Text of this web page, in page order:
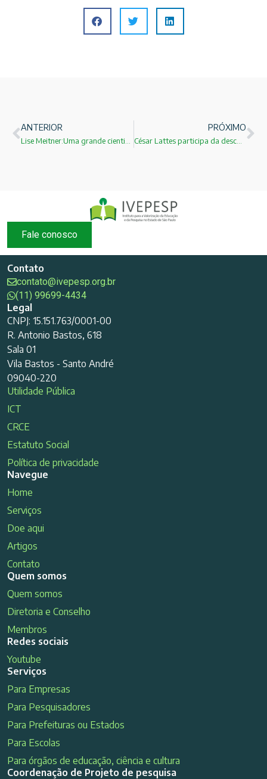
ANTERIOR PRÓXIMO
César Lattes participa da descoberta do pi-meson
Fale conosco
Contato
contato@ivepesp.org.br
(11) 99699-4434
Legal
CNPJ: 15.151.763/0001-00
R. Antonio Bastos, 618
Sala 01
Vila Bastos - Santo André
09040-220
Utilidade Pública
ICT
CRCE
Estatuto Social
Política de privacidade
Navegue
Home
Serviços
Doe aqui
Artigos
Contato
Quem somos
Quem somos
Diretoria e Conselho
Membros
Redes sociais
Youtube
Serviços
Para Empresas
Para Pesquisadores
Para Prefeituras ou Estados
Para Escolas
Para órgãos de educação, ciência e cultura
Coordenação de Projeto de pesquisa